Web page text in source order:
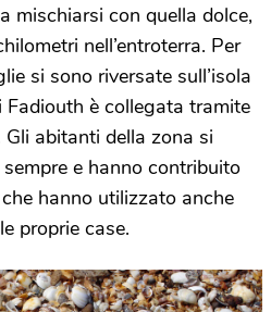
mischiarsi con quella dolce,
nell’entroterra. Per
si sono riversate sull’isola
Fadiouth è collegata tramite
abitanti della zona si
e hanno contribuito
hanno utilizzato anche
proprie case.